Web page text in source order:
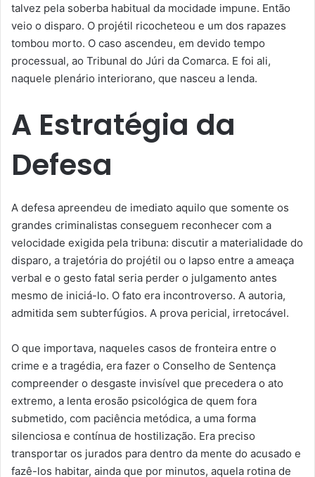
talvez pela soberba habitual da mocidade impune. Então
veio o disparo. O projétil ricocheteou e um dos rapazes
tombou morto. O caso ascendeu, em devido tempo
processual, ao Tribunal do Júri da Comarca. E foi ali,
naquele plenário interiorano, que nasceu a lenda.
A Estratégia da
Defesa
A defesa apreendeu de imediato aquilo que somente os
grandes criminalistas conseguem reconhecer com a
velocidade exigida pela tribuna: discutir a materialidade do
disparo, a trajetória do projétil ou o lapso entre a ameaça
verbal e o gesto fatal seria perder o julgamento antes
mesmo de iniciá-lo. O fato era incontroverso. A autoria,
admitida sem subterfúgios. A prova pericial, irretocável.
O que importava, naqueles casos de fronteira entre o
crime e a tragédia, era fazer o Conselho de Sentença
compreender o desgaste invisível que precedera o ato
extremo, a lenta erosão psicológica de quem fora
submetido, com paciência metódica, a uma forma
silenciosa e contínua de hostilização. Era preciso
transportar os jurados para dentro da mente do acusado e
fazê-los habitar, ainda que por minutos, aquela rotina de